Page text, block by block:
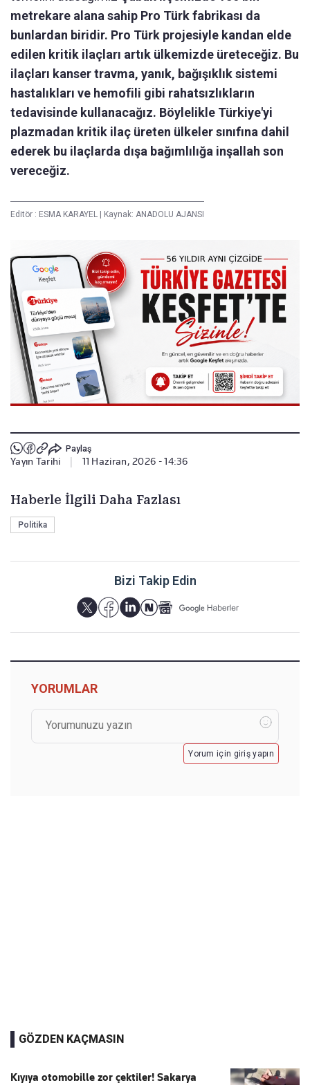
metrekare alana sahip Pro Türk fabrikası da
bunlardan biridir. Pro Türk projesiyle kandan elde
edilen kritik ilaçları artık ülkemizde üreteceğiz. Bu
ilaçları kanser travma, yanık, bağışıklık sistemi
hastalıkları ve hemofili gibi rahatsızlıkların
tedavisinde kullanacağız. Böylelikle Türkiye'yi
plazmadan kritik ilaç üreten ülkeler sınıfına dahil
ederek bu ilaçlarda dışa bağımlılığa inşallah son
vereceğiz.
Editör : ESMA KARAYEL Kaynak: ANADOLU AJANSI
Paylaş
Yayın Tarihi 11 Haziran, 2026 - 14:36
Haberle İlgili Daha Fazlası
Politika
Bizi Takip Edin
YORUMLAR
Yorum için giriş yapın
GÖZDEN KAÇMASIN
Kıyıya otomobille zor çektiler! Sakarya